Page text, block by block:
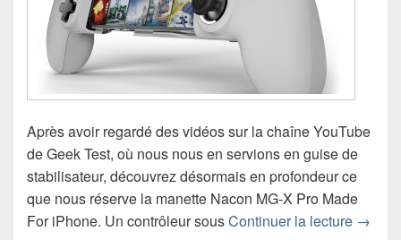
Après avoir regardé des vidéos sur la chaîne YouTube
de Geek Test, où nous nous en servions en guise de
stabilisateur, découvrez désormais en profondeur ce
que nous réserve la manette Nacon MG-X Pro Made
For iPhone. Un contrôleur sousContinuer la lecture →